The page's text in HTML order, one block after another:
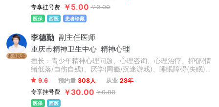
专享挂号费
￥5.00 ￥0.00
医保 西医 患者珍藏
多点执业
李德勤 副主任医师
重庆市精神卫生中心 精神心理
擅长：青少年精神心理问题、心理咨询、心理治疗、抑郁(情
绪低落/自伤自残)、厌学(网瘾/沉迷游戏)、睡眠障碍(失眠)、
精神分裂(精神障碍)、焦虑、强迫症，焦虑、恐惧、强迫、
头疼、头晕、幻听、酒精依赖、妄想、癔症、更年期、神经
官能症、植物神经紊乱、拖延症、厌食症、双相情感障碍、
癔症、疑病症、胸闷、心慌、睡眠障碍、神经官能症、躯体
9.6 预约量 308人 从业 28年
专享挂号费
￥30.00 ￥0.00
医保 西医